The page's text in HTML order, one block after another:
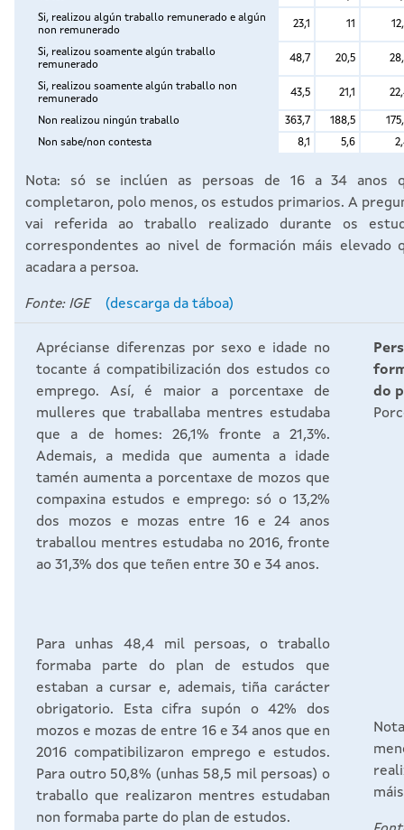
Nota: só se inclúen as persoas de 16 a 34 anos
completaron, polo menos, os estudos primarios. A
vai referida ao traballo realizado durante os
correspondentes ao nivel de formación máis elevado
acadara a persoa.
Fonte: IGE (descarga da táboa)
Aprécianse diferenzas por sexo e idade no
tocante á compatibilización dos estudos co
emprego. Así, é maior a porcentaxe de
mulleres que traballaba mentres estudaba
que a de homes: 26,1% fronte a 21,3%.
Ademais, a medida que aumenta a idade
tamén aumenta a porcentaxe de mozos que
compaxina estudos e emprego: só o 13,2%
dos mozos e mozas entre 16 e 24 anos
traballou mentres estudaba no 2016, fronte
ao 31,3% dos que teñen entre 30 e 34 anos.
Para unhas 48,4 mil persoas, o traballo
formaba parte do plan de estudos que
estaban a cursar e, ademais, tiña carácter
obrigatorio. Esta cifra supón o 42% dos
mozos e mozas de entre 16 e 34 anos que en
2016 compatibilizaron emprego e estudos.
Para outro 50,8% (unhas 58,5 mil persoas) o
traballo que realizaron mentres estudaban
non formaba parte do plan de estudos.
do